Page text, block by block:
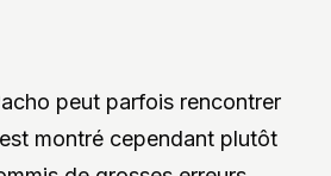
peut parfois rencontrer
montré cependant plutôt